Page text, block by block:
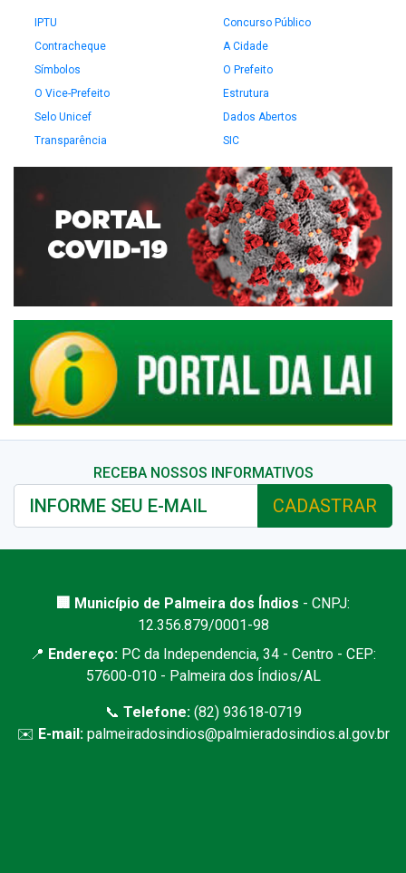
IPTU
Concurso Público
Contracheque
A Cidade
Símbolos
O Prefeito
O Vice-Prefeito
Estrutura
Selo Unicef
Dados Abertos
Transparência
SIC
RECEBA NOSSOS INFORMATIVOS
CADASTRAR
🏢 Município de Palmeira dos Índios - CNPJ:
12.356.879/0001-98
📍 Endereço: PC da Independencia, 34 - Centro - CEP:
57600-010 - Palmeira dos Índios/AL
📞 Telefone:(82) 93618-0719
✉️ E-mail: palmeiradosindios@palmieradosindios.al.gov.br